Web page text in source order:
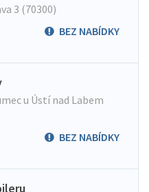
3 (70300)
BEZ NABÍDKY
u Ústí nad Labem
BEZ NABÍDKY